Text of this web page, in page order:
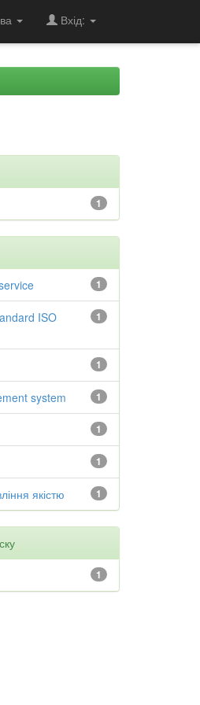
Вхід:
1
1
1
ISO
1
1
system
1
1
1
якістю
1